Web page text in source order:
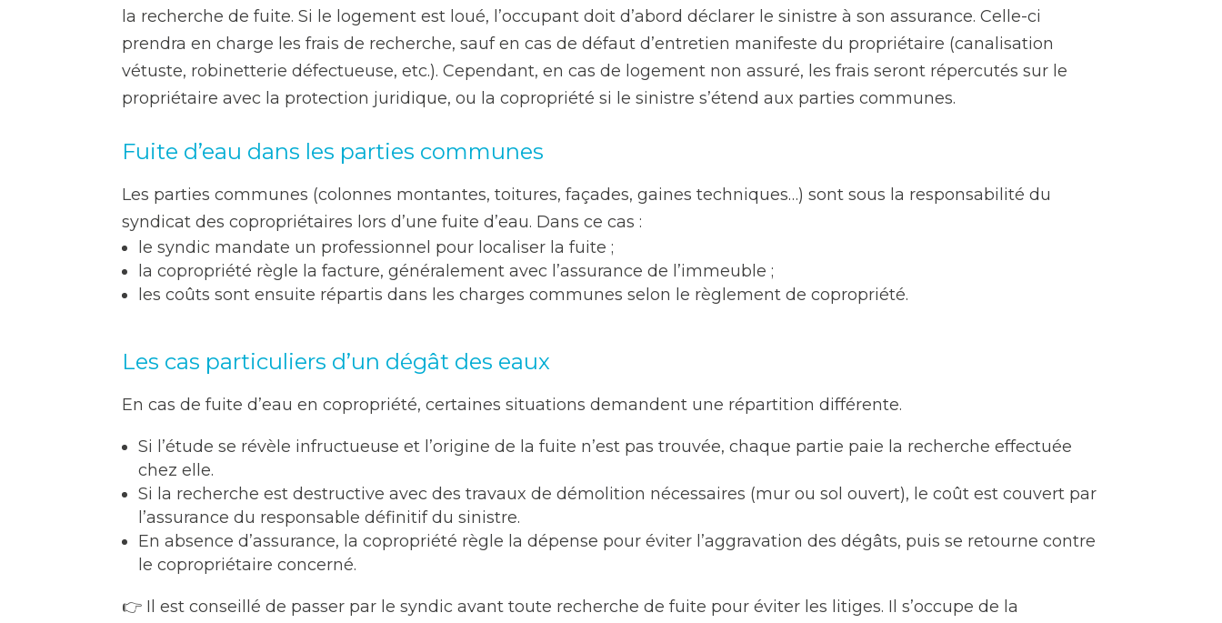
la recherche de fuite. Si le logement est loué, l’occupant doit d’abord déclarer le sinistre à son assurance. Celle-ci
prendra en charge les frais de recherche, sauf en cas de défaut d’entretien manifeste du propriétaire (canalisation
vétuste, robinetterie défectueuse, etc.). Cependant, en cas de logement non assuré, les frais seront répercutés sur le
propriétaire avec la protection juridique, ou la copropriété si le sinistre s’étend aux parties communes.
Fuite d’eau dans les parties communes
Les parties communes (colonnes montantes, toitures, façades, gaines techniques…) sont sous la responsabilité du
syndicat des copropriétaires lors d’une fuite d’eau. Dans ce cas :
le syndic mandate un professionnel pour localiser la fuite ;
la copropriété règle la facture, généralement avec l’assurance de l’immeuble ;
les coûts sont ensuite répartis dans les charges communes selon le règlement de copropriété.
Les cas particuliers d’un dégât des eaux
En cas de fuite d’eau en copropriété, certaines situations demandent une répartition différente.
Si l’étude se révèle infructueuse et l’origine de la fuite n’est pas trouvée, chaque partie paie la recherche effectuée
chez elle.
Si la recherche est destructive avec des travaux de démolition nécessaires (mur ou sol ouvert), le coût est couvert par
l’assurance du responsable définitif du sinistre.
En absence d’assurance, la copropriété règle la dépense pour éviter l’aggravation des dégâts, puis se retourne contre
le copropriétaire concerné.
👉 Il est conseillé de passer par le syndic avant toute recherche de fuite pour éviter les litiges. Il s’occupe de la